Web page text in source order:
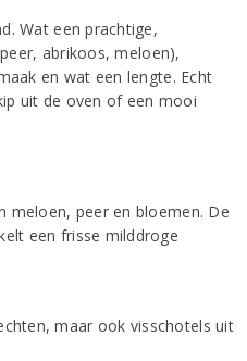
Wat een prachtige,
abrikoos, meloen),
en wat een lengte. Echt
uit de oven of een mooi
meloen, peer en bloemen. De
een frisse milddroge
maar ook visschotels uit